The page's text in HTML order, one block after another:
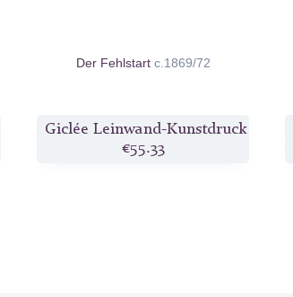
Der Fehlstart c.1869/72
Giclée Leinwand-Kunstdruck
€55.33